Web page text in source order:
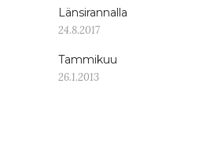
Länsirannalla
24.8.2017
Tammikuu
26.1.2013